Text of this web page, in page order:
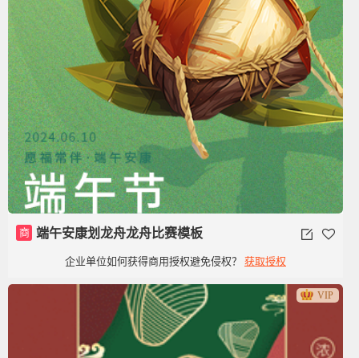
商 端午安康划龙舟龙舟比赛模板
企业单位如何获得商用授权避免侵权？ 获取授权
VIP